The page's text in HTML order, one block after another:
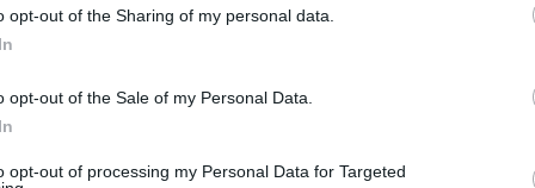
opt-out of the Sharing of my personal data.
opt-out of the Sale of my Personal Data.
opt-out of processing my Personal Data for Targeted
Mike Pompeo: Nem
települések Júdea-